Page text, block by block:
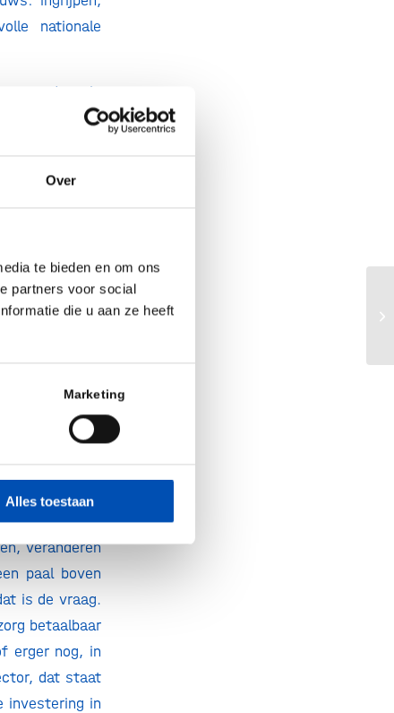
Over
te bieden en om ons
partners voor social
die u aan ze heeft
Marketing
Alles toestaan
nationale
de vele
en dus uit
Niet
niet
in onze
grotere
en
over
van
veranderen
paal boven
is de vraag.
betaalbaar
erger nog, in
dat staat
investering in